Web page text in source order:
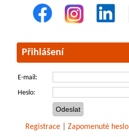
Přihlášení
E-mail:
Heslo:
Registrace Zapomenuté heslo